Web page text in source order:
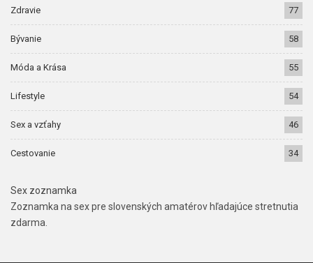
Zdravie 77
Bývanie 58
Móda a Krása 55
Lifestyle 54
Sex a vzťahy 46
Cestovanie 34
Sex zoznamka
Zoznamka na sex pre slovenských amatérov hľadajúce stretnutia
zdarma.